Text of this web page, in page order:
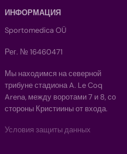
ИНФОРМАЦИЯ
Sportomedica OÜ
Рег. № 16460471
Мы находимся на северной
трибуне стадиона A. Le Coq
Arena, между воротами 7 и 8, со
стороны Кристиины от входа.
Условия защиты данных